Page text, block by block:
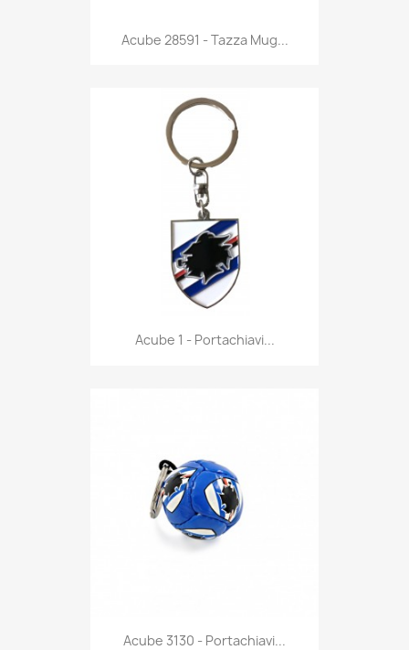
Anteprima
Acube 28591 - Tazza Mug...
 Anteprima
Acube 1 - Portachiavi...
Anteprima
Acube 3130 - Portachiavi...